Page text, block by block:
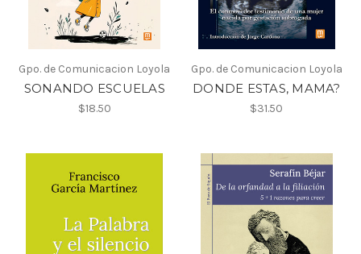
Gpo. de Comunicacion Loyola
SONANDO ESCUELAS
$18.50
Gpo. de Comunicacion Loyola
DONDE ESTAS, MAMA?
$31.50